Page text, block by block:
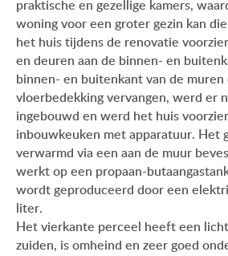
praktische en gezellige kamers,
woning voor een groter gezin kan
het huis tijdens de renovatie
en deuren aan de binnen- en
binnen- en buitenkant van de muren
vloerbedekking vervangen, werd er
ingebouwd en werd het huis
inbouwkeuken met apparatuur. Het
verwarmd via een aan de muur
werkt op een propaan-
wordt geproduceerd door een
liter.
Het vierkante perceel heeft een
zuiden, is omheind en zeer goed